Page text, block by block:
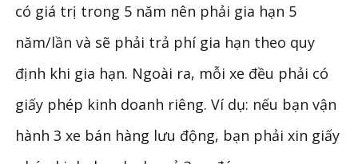
có giá trị trong 5 năm nên phải gia hạn 5
năm/lần và sẽ phải trả phí gia hạn theo quy
định khi gia hạn. Ngoài ra, mỗi xe đều phải có
giấy phép kinh doanh riêng. Ví dụ: nếu bạn vận
hành 3 xe bán hàng lưu động, bạn phải xin giấy